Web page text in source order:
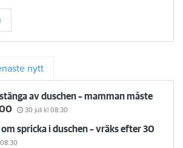
nytt
av duschen – mamman måste
30 juli kl 08:30
spricka i duschen – vräks efter 30